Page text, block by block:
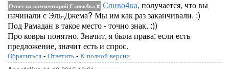
Ответ на комментарий Сливо4ка # Сливо4ка, получается, что вы
начинали с Эль-Джема? Мы им как раз заканчивали. :)
Под Рамадан в такое место - точно знак. :))
Про ковры понятно. Значит, я была права: если есть
предложение, значит есть и спрос.
Обратиться - Ответить - К полной версии